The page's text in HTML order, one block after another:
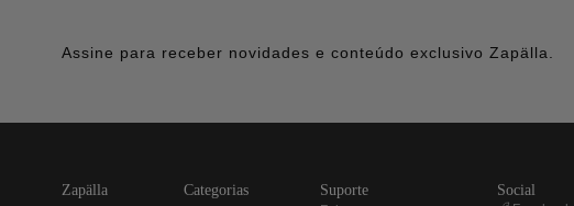
Assine para receber novidades e conteúdo exclusivo Zapälla.
zapälla categorias suporte social